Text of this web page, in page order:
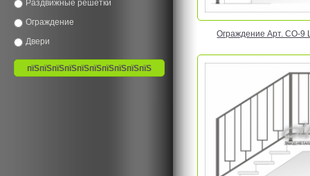
Раздвижные решетки
Ограждение
Двери
Ограждение Арт. CO-9